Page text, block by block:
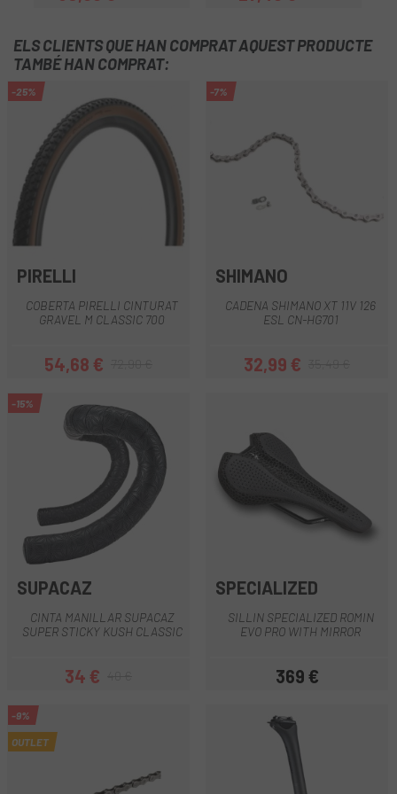
ELS CLIENTS QUE HAN COMPRAT AQUEST PRODUCTE
TAMBÉ HAN COMPRAT:
-25%
PIRELLI
COBERTA PIRELLI CINTURAT
GRAVEL M CLASSIC 700
Preu
54,68 €Preu regular
-7%
SHIMANO
CADENA SHIMANO XT 11V 126
ESL CN-HG701
Preu
32,99 €Preu regular
-15%
SUPACAZ
CINTA MANILLAR SUPACAZ
SUPER STICKY KUSH CLASSIC
Preu
34 €Preu regular
SPECIALIZED
SILLIN SPECIALIZED ROMIN
EVO PRO WITH MIRROR
Preu
369 €
-9%
OUTLET